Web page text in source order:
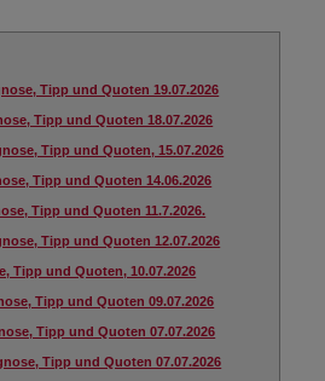
Tipp und Quoten 19.07.2026
Tipp und Quoten 18.07.2026
Tipp und Quoten, 15.07.2026
Tipp und Quoten 14.06.2026
Tipp und Quoten 11.7.2026.
Tipp und Quoten 12.07.2026
Tipp und Quoten, 10.07.2026
Tipp und Quoten 09.07.2026
Tipp und Quoten 07.07.2026
Tipp und Quoten 07.07.2026